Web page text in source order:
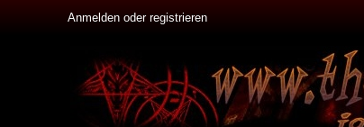
Anmelden oder registrieren